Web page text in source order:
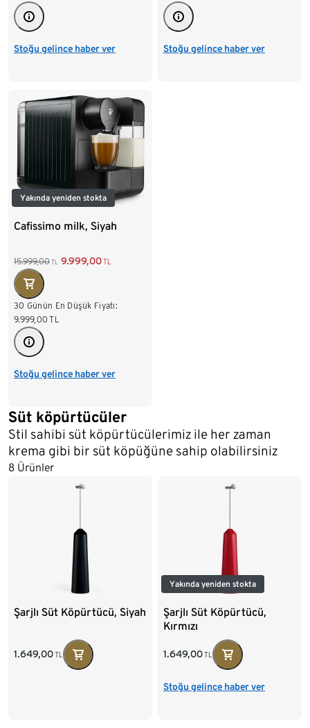
Stoğu gelince haber ver Stoğu gelince haber ver
Yakında yeniden stokta
Cafissimo milk, Siyah
15.999,00 TL 9.999,00TL
30 Günün En Düşük Fiyatı:
9.999,00 TL
Stoğu gelince haber ver
Süt köpürtücüler
Stil sahibi süt köpürtücülerimiz ile her zaman
krema gibi bir süt köpüğüne sahip olabilirsiniz
8 Ürünler
Şarjlı Süt Köpürtücü, Siyah
1.649,00TL
Yakında yeniden stokta
Şarjlı Süt Köpürtücü,
Kırmızı
1.649,00TL
Stoğu gelince haber ver